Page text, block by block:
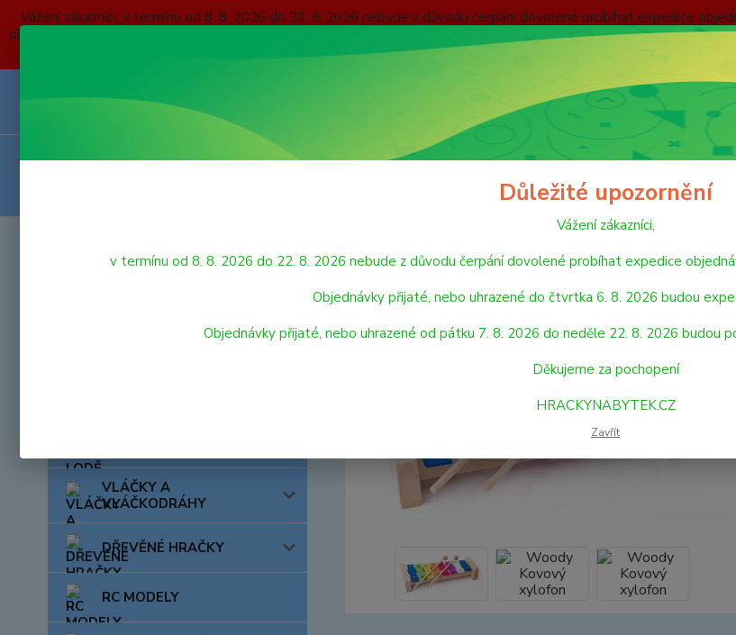
Vážení zákazníci, v termínu od 8. 8. 2026 do 23. 8. 2026 nebude z důvodu čerpání dovolené probíhat expedice
přijaté, nebo uhrazené do čtvrtka 6. 8. 2026 budou expedovány v pátek 7. 8. 2026. Objednávky přijaté, nebo
pondělí 24. 8. 2026. Děkujeme za pochopení
ZÁSADY OCHRANY OSOBNÍCH ÚDAJŮ
VÝPRODEJ HRAČEK
VLÁČKY A
VLÁČKODRÁHY
DŘEVĚNÉ HRAČKY
RC MODELY
Woody Kovový xylofon
Důležité upozornění
Vážení zákazníci,
v termínu od 8. 8. 2026 do 22. 8. 2026 nebude z důvodu čerpání dovolené probíhat expedice
Objednávky přijaté, nebo uhrazené do čtvrtka 6. 8. 2026 budou
Objednávky přijaté, nebo uhrazené od pátku 7. 8. 2026 do neděle 22. 8. 2026 budou
Děkujeme za pochopení
HRACKYNABYTEK.CZ
Zavřít